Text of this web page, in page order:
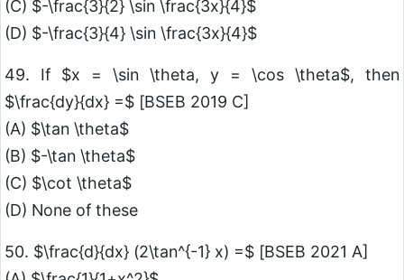
(C) $-\frac{3}{2} \sin \frac{3x}{4}$
(D) $-\frac{3}{4} \sin \frac{3x}{4}$
49. If $x = \sin \theta, y = \cos \theta$, then
$\frac{dy}{dx} =$ [BSEB 2019 C]
(A) $\tan \theta$
(B) $-\tan \theta$
(C) $\cot \theta$
(D) None of these
50. $\frac{d}{dx} (2\tan^{-1} x) =$ [BSEB 2021 A]